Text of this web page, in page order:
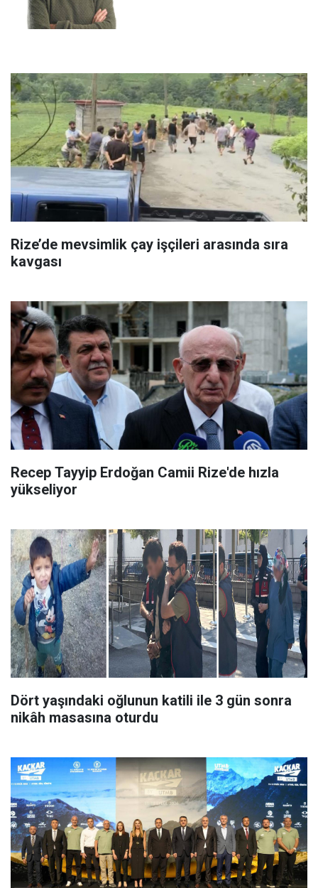
Rize’de mevsimlik çay işçileri arasında sıra
kavgası
Recep Tayyip Erdoğan Camii Rize'de hızla
yükseliyor
Dört yaşındaki oğlunun katili ile 3 gün sonra
nikâh masasına oturdu